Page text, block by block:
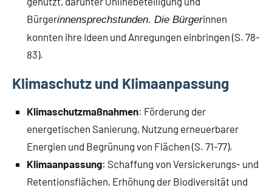
Bürgerinnensprechstunden. Die Bürgerinnen
konnten ihre Ideen und Anregungen einbringen (S. 78-
83).
Klimaschutz und Klimaanpassung
Klimaschutzmaßnahmen: Förderung der
energetischen Sanierung, Nutzung erneuerbarer
Energien und Begrünung von Flächen (S. 71-77).
Klimaanpassung: Schaffung von Versickerungs- und
Retentionsflächen, Erhöhung der Biodiversität und